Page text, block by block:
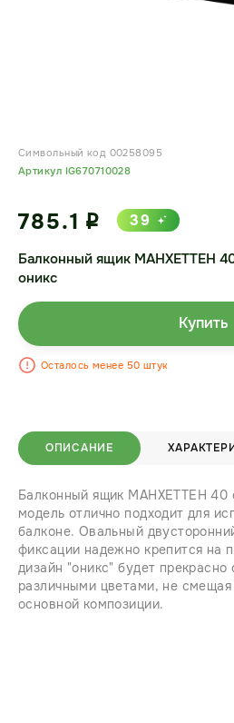
ОПИСАНИЕ
Балконный ящик МАНХЕТТЕН 40
модель отлично подходит для
балконе. Овальный
фиксации надежно крепится на
дизайн "оникс" будет прекрасно
различными цветами, не смещая
основной композиции.
Символьный код 00258095
Артикул IG670710028
Балконный ящик МАНХЕТТЕН 40
оникс
785.1 i 39
Купить
Осталось менее 50 штук